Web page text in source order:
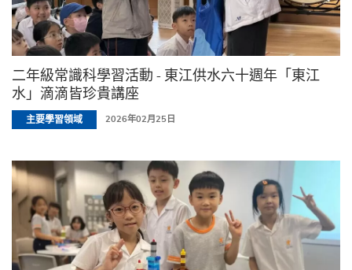
二年級常識科學習活動 - 東江供水六十週年「東江
水」滴滴皆珍貴講座
主要學習領域 2026年02月25日